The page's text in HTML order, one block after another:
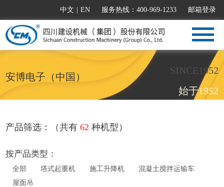
中文 EN 服务热线：400-969-1233 邮箱登录
安博电子（中国）
SINCE1952
始于1952
产品筛选：（共有62 种机型）
按产品类型：
全部 塔式起重机 施工升降机
混凝土搅拌运输车
屋面吊